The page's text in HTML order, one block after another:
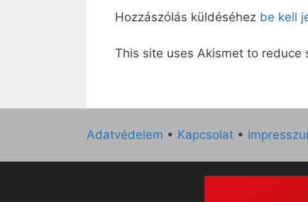
Hozzászólás küldéséhez be kell
This site uses Akismet to reduce
Adatvédelem • Kapcsolat •